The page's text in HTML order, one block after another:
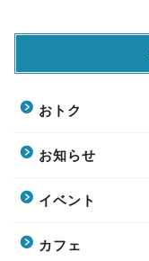
おトク
お知らせ
イベント
カフェ